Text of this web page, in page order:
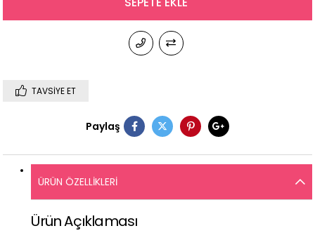
TAVSIYE ET
Paylaş
ÜRÜN ÖZELLIKLERI
Ürün Açıklaması